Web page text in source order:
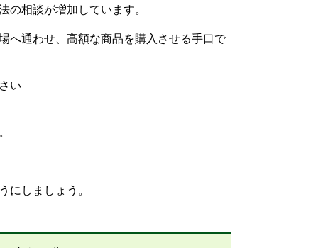
の相談が増加しています。
へ通わせ、高額な商品を購入させる手口で
い
にしましょう。